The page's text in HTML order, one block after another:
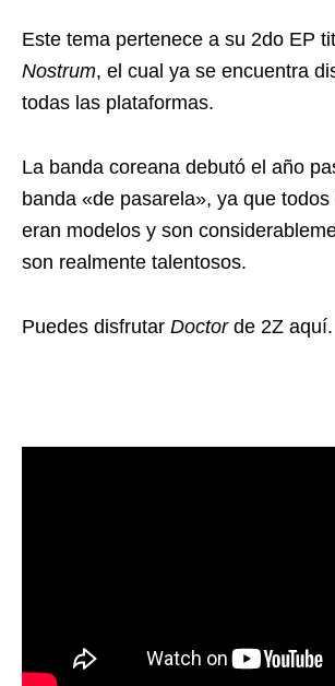
Este tema pertenece a su 2do EP
Nostrum, el cual ya se encuentra
todas las plataformas.
La banda coreana debutó el año
banda «de pasarela», ya que
eran modelos y son
son realmente talentosos.
Puedes disfrutar Doctor de 2Z aquí.